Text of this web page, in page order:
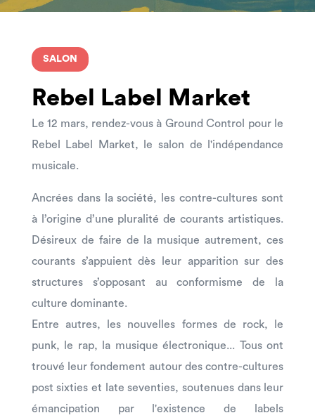
SALON
Rebel Label Market
Le 12 mars, rendez-vous à Ground Control pour le
Rebel Label Market, le salon de l'indépendance
musicale.
Ancrées dans la société, les contre-cultures sont
à l’origine d’une pluralité de courants artistiques.
Désireux de faire de la musique autrement, ces
courants s’appuient dès leur apparition sur des
structures s’opposant au conformisme de la
culture dominante.
Entre autres, les nouvelles formes de rock, le
punk, le rap, la musique électronique... Tous ont
trouvé leur fondement autour des contre-cultures
post sixties et late seventies, soutenues dans leur
émancipation par l'existence de labels